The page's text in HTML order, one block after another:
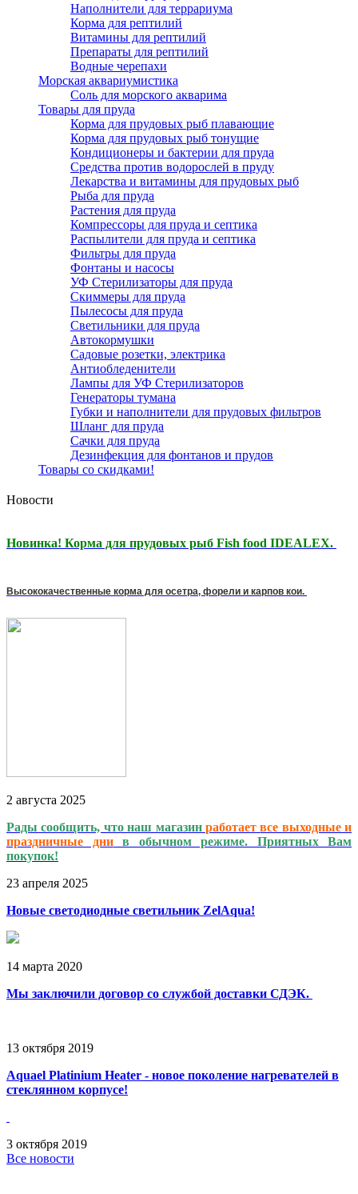
Наполнители для террариума
Корма для рептилий
Витамины для рептилий
Препараты для рептилий
Водные черепахи
Морская аквариумистика
Соль для морского акварима
Товары для пруда
Корма для прудовых рыб плавающие
Корма для прудовых рыб тонущие
Кондиционеры и бактерии для пруда
Средства против водорослей в пруду
Лекарства и витамины для прудовых рыб
Рыба для пруда
Растения для пруда
Компрессоры для пруда и септика
Распылители для пруда и септика
Фильтры для пруда
Фонтаны и насосы
УФ Стерилизаторы для пруда
Скиммеры для пруда
Пылесосы для пруда
Светильники для пруда
Автокормушки
Садовые розетки, электрика
Антиобледенители
Лампы для УФ Стерилизаторов
Генераторы тумана
Губки и наполнители для прудовых фильтров
Шланг для пруда
Сачки для пруда
Дезинфекция для фонтанов и прудов
Товары со скидками!
Новости
Новинка! Корма для прудовых рыб Fish food IDEALEX.
Высококачественные корма для осетра, форели и карпов кои.
2 августа 2025
Рады сообщить, что наш магазин работает все выходные и
праздничные днив обычном режиме. Приятных Вам
покупок!
23 апреля 2025
Новые светодиодные светильник ZelAqua!
14 марта 2020
Мы заключили договор со службой доставки СДЭК.
13 октября 2019
Aquael Platinium Heater - новое поколение нагревателей в
стеклянном корпусе!
3 октября 2019
Все новости